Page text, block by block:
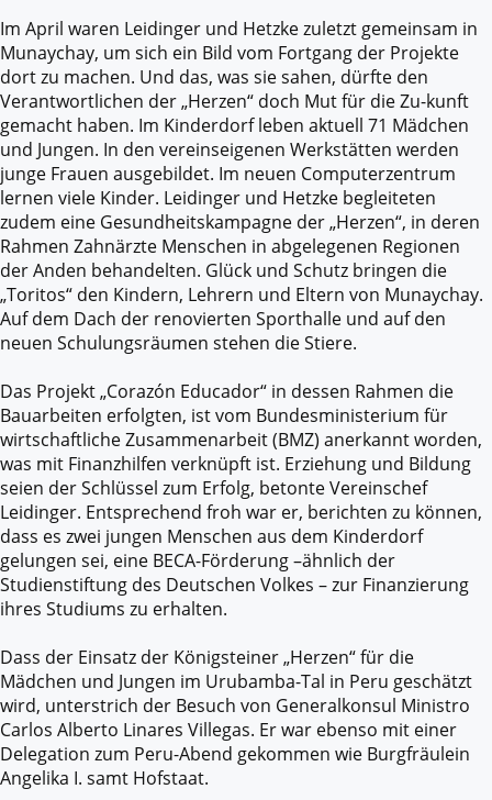
Im April waren Leidinger und Hetzke zuletzt gemeinsam in
Munaychay, um sich ein Bild vom Fortgang der Projekte
dort zu machen. Und das, was sie sahen, dürfte den
Verantwortlichen der „Herzen“ doch Mut für die Zu-kunft
gemacht haben. Im Kinderdorf leben aktuell 71 Mädchen
und Jungen. In den vereinseigenen Werkstätten werden
junge Frauen ausgebildet. Im neuen Computerzentrum
lernen viele Kinder. Leidinger und Hetzke begleiteten
zudem eine Gesundheitskampagne der „Herzen“, in deren
Rahmen Zahnärzte Menschen in abgelegenen Regionen
der Anden behandelten. Glück und Schutz bringen die
„Toritos“ den Kindern, Lehrern und Eltern von Munaychay.
Auf dem Dach der renovierten Sporthalle und auf den
neuen Schulungsräumen stehen die Stiere.
Das Projekt „Corazón Educador“ in dessen Rahmen die
Bauarbeiten erfolgten, ist vom Bundesministerium für
wirtschaftliche Zusammenarbeit (BMZ) anerkannt worden,
was mit Finanzhilfen verknüpft ist. Erziehung und Bildung
seien der Schlüssel zum Erfolg, betonte Vereinschef
Leidinger. Entsprechend froh war er, berichten zu können,
dass es zwei jungen Menschen aus dem Kinderdorf
gelungen sei, eine BECA-Förderung –ähnlich der
Studienstiftung des Deutschen Volkes – zur Finanzierung
ihres Studiums zu erhalten.
Dass der Einsatz der Königsteiner „Herzen“ für die
Mädchen und Jungen im Urubamba-Tal in Peru geschätzt
wird, unterstrich der Besuch von Generalkonsul Ministro
Carlos Alberto Linares Villegas. Er war ebenso mit einer
Delegation zum Peru-Abend gekommen wie Burgfräulein
Angelika I. samt Hofstaat.